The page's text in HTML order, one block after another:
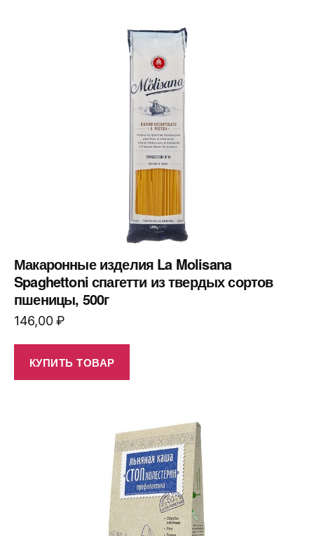
Макаронные изделия La Molisana
Spaghettoni спагетти из твердых сортов
пшеницы, 500г
146,00₽
КУПИТЬ ТОВАР